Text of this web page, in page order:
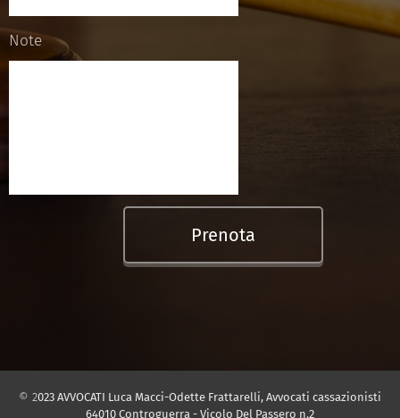
Note
Prenota
© 2023 AVVOCATI Luca Macci-Odette Frattarelli, Avvocati cassazionisti
64010 Controguerra - Vicolo Del Passero n.2